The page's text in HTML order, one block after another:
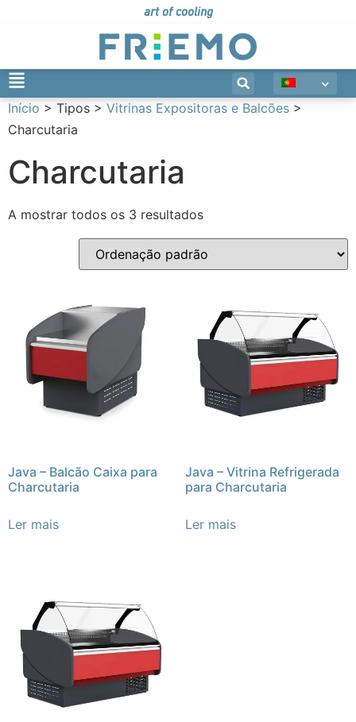
art of cooling
Início > Tipos > Vitrinas Expositoras e Balcões >
Charcutaria
Charcutaria
A mostrar todos os 3 resultados
Java – Balcão Caixa para
Charcutaria
Ler mais
Java – Vitrina Refrigerada
para Charcutaria
Ler mais